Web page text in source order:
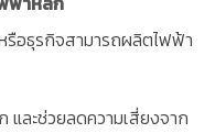
รือธุรกิจสามารถผลิตไฟฟ้า
ละช่วยลดความเสี่ยงจาก